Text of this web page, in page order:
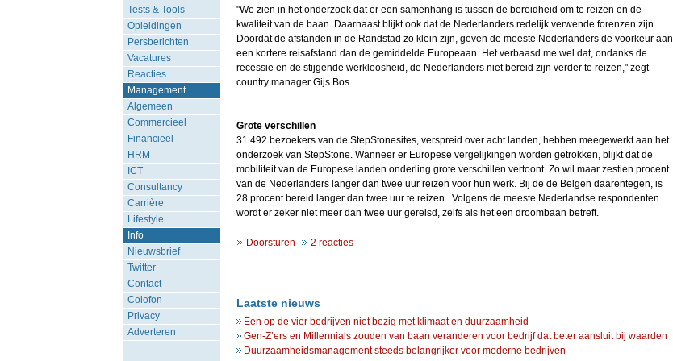
Tests & Tools
Opleidingen
Persberichten
Vacatures
Reacties
Management
Algemeen
Commercieel
Financieel
HRM
ICT
Consultancy
Carrière
Lifestyle
Info
Nieuwsbrief
Twitter
Contact
Colofon
Privacy
Adverteren
"We zien in het onderzoek dat er een samenhang is tussen de bereidheid om te reizen en de
kwaliteit van de baan. Daarnaast blijkt ook dat de Nederlanders redelijk verwende forenzen zijn.
Doordat de afstanden in de Randstad zo klein zijn, geven de meeste Nederlanders de voorkeur aan
een kortere reisafstand dan de gemiddelde Europeaan. Het verbaasd me wel dat, ondanks de
recessie en de stijgende werkloosheid, de Nederlanders niet bereid zijn verder te reizen," zegt
country manager Gijs Bos.
Grote verschillen
31.492 bezoekers van de StepStonesites, verspreid over acht landen, hebben meegewerkt aan het
onderzoek van StepStone. Wanneer er Europese vergelijkingen worden getrokken, blijkt dat de
mobiliteit van de Europese landen onderling grote verschillen vertoont. Zo wil maar zestien procent
van de Nederlanders langer dan twee uur reizen voor hun werk. Bij de de Belgen daarentegen, is
28 procent bereid langer dan twee uur te reizen. Volgens de meeste Nederlandse respondenten
wordt er zeker niet meer dan twee uur gereisd, zelfs als het een droombaan betreft.
Doorsturen 2 reacties
Laatste nieuws
Een op de vier bedrijven niet bezig met klimaat en duurzaamheid
Gen-Z’ers en Millennials zouden van baan veranderen voor bedrijf dat beter aansluit bij waarden
Duurzaamheidsmanagement steeds belangrijker voor moderne bedrijven